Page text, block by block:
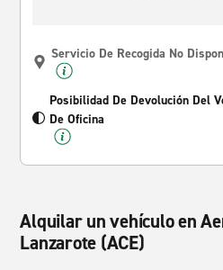
Servicio De Recogida No
Posibilidad De Devolución Del
De Oficina
Alquilar un vehículo en
Lanzarote (ACE)